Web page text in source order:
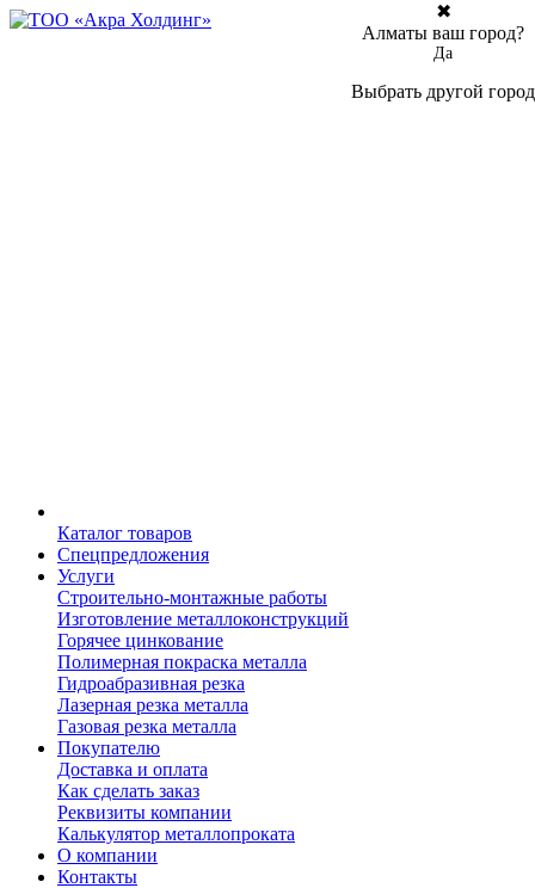
Каталог товаров
Спецпредложения
Услуги
Строительно-монтажные работы
Изготовление металлоконструкций
Горячее цинкование
Полимерная покраска металла
Гидроабразивная резка
Лазерная резка металла
Газовая резка металла
Покупателю
Доставка и оплата
Как сделать заказ
Реквизиты компании
Калькулятор металлопроката
О компании
Контакты
✖
Алматы ваш город?
Да
Выбрать другой город